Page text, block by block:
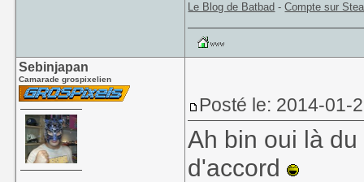
Le Blog de Batbad -Compte sur
Sebinjapan
Camarade grospixelien
Posté le: 2014-01-
Ah bin oui là
d'accord